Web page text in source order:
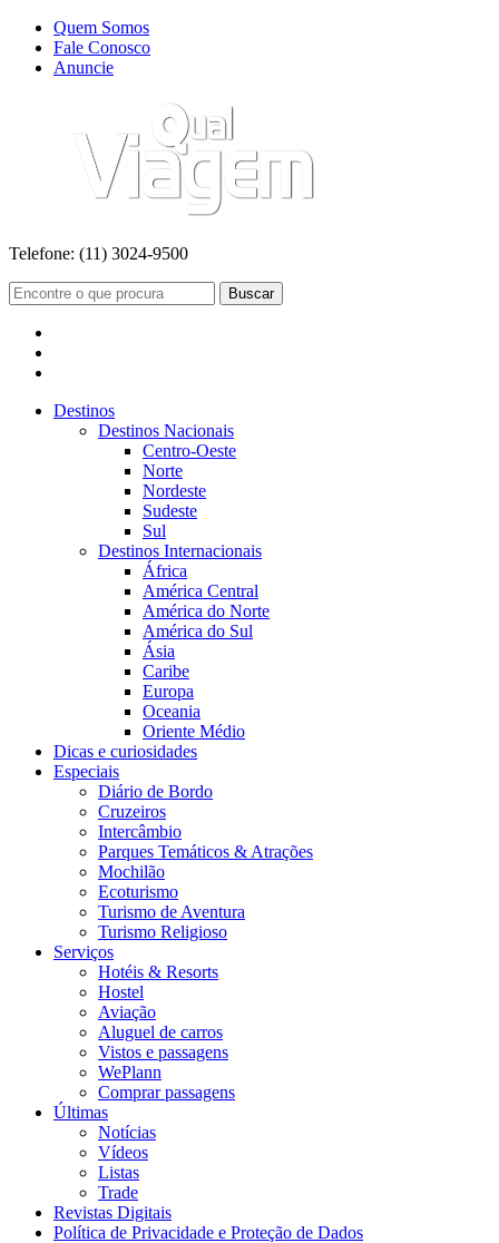
Quem Somos
Fale Conosco
Anuncie
Telefone: (11) 3024-9500
Buscar
Destinos
Destinos Nacionais
Centro-Oeste
Norte
Nordeste
Sudeste
Sul
Destinos Internacionais
África
América Central
América do Norte
América do Sul
Ásia
Caribe
Europa
Oceania
Oriente Médio
Dicas e curiosidades
Especiais
Diário de Bordo
Cruzeiros
Intercâmbio
Parques Temáticos & Atrações
Mochilão
Ecoturismo
Turismo de Aventura
Turismo Religioso
Serviços
Hotéis & Resorts
Hostel
Aviação
Aluguel de carros
Vistos e passagens
WePlann
Comprar passagens
Últimas
Notícias
Vídeos
Listas
Trade
Revistas Digitais
Política de Privacidade e Proteção de Dados